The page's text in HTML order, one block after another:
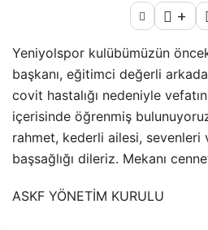
+
Yeniyolspor kulübümüzün
başkanı, eğitimci değerli
covit hastalığı nedeniyle
içerisinde öğrenmiş
rahmet, kederli ailesi, sevenleri
başsağlığı dileriz. Mekanı
ASKF YÖNETİM KURULU